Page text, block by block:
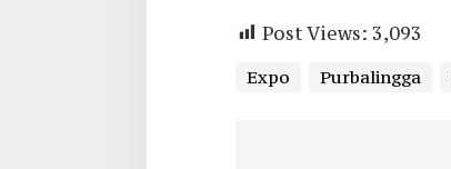
Post Views: 3,093
Expo Purbalingga